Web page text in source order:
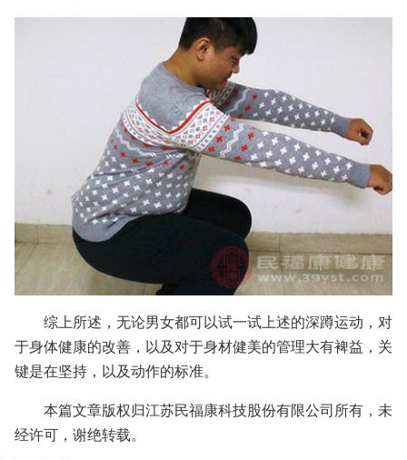
综上所述，无论男女都可以试一试上述的深蹲运动，对
于身体健康的改善，以及对于身材健美的管理大有裨益，关
键是在坚持，以及动作的标准。
本篇文章版权归江苏民福康科技股份有限公司所有，未
经许可，谢绝转载。